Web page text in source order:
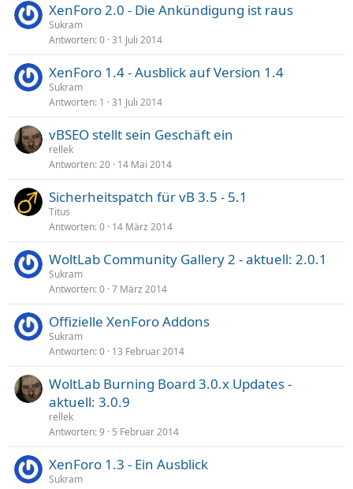
XenForo 2.0 - Die Ankündigung ist raus
Sukram
Antworten 0 31 Juli 2014
XenForo 1.4 - Ausblick auf Version 1.4
Sukram
Antworten 1 31 Juli 2014
vBSEO stellt sein Geschäft ein
rellek
Antworten 20 14 Mai 2014
Sicherheitspatch für vB 3.5 - 5.1
Titus
Antworten 0 14 März 2014
WoltLab Community Gallery 2 - aktuell: 2.0.1
Sukram
Antworten 0 7 März 2014
Offizielle XenForo Addons
Sukram
Antworten 0 13 Februar 2014
WoltLab Burning Board 3.0.x Updates -
aktuell: 3.0.9
rellek
Antworten 9 5 Februar 2014
XenForo 1.3 - Ein Ausblick
Sukram